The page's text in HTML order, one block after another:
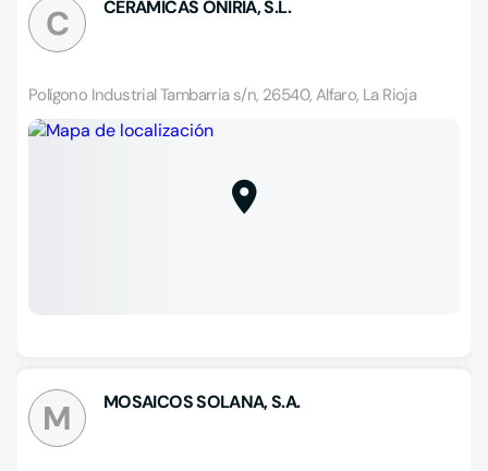
C CERAMICAS ONIRIA, S.L.
Polígono Industrial Tambarria s/n, 26540, Alfaro, La Rioja
M MOSAICOS SOLANA, S.A.